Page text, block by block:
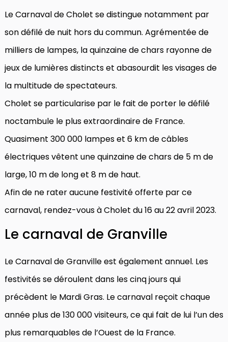
Le Carnaval de Cholet se distingue notamment par
son défilé de nuit hors du commun. Agrémentée de
milliers de lampes, la quinzaine de chars rayonne de
jeux de lumières distincts et abasourdit les visages de
la multitude de spectateurs.
Cholet se particularise par le fait de porter le défilé
noctambule le plus extraordinaire de France.
Quasiment 300 000 lampes et 6 km de câbles
électriques vêtent une quinzaine de chars de 5 m de
large, 10 m de long et 8 m de haut.
Afin de ne rater aucune festivité offerte par ce
carnaval, rendez-vous à Cholet du 16 au 22 avril 2023.
Le carnaval de Granville
Le Carnaval de Granville est également annuel. Les
festivités se déroulent dans les cinq jours qui
précèdent le Mardi Gras. Le carnaval reçoit chaque
année plus de 130 000 visiteurs, ce qui fait de lui l’un des
plus remarquables de l’Ouest de la France.